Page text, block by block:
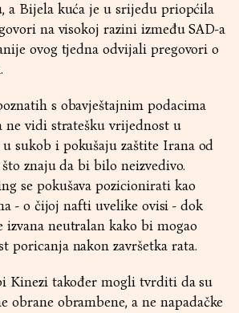
a Bijela kuća je u srijedu priopćila
na visokoj razini između SAD-a
ovog tjedna odvijali pregovori o
s obavještajnim podacima
ne vidi stratešku vrijednost u
sukob i pokušaju zaštite Irana od
što znaju da bi bilo neizvedivo.
se pokušava pozicionirati kao
- o čijoj nafti uvelike ovisi - dok
izvana neutralan kako bi mogao
poricanja nakon završetka rata.
Kinezi također mogli tvrditi da su
obrane obrambene, a ne napadačke